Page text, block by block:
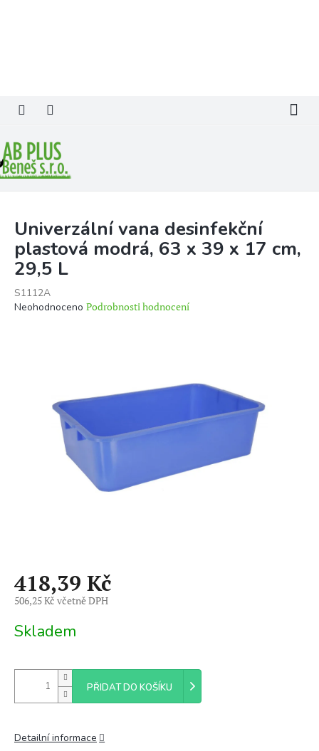
Univerzální vana desinfekční
plastová modrá, 63 x 39 x 17 cm,
29,5 L
S1112A
Průměrné
hvězdiček.
Neohodnoceno Podrobnosti hodnocení
418,39 Kč
506,25 Kč včetně DPH
cena:
Skladem
PŘIDAT DO KOŠÍKU
Detailní informace